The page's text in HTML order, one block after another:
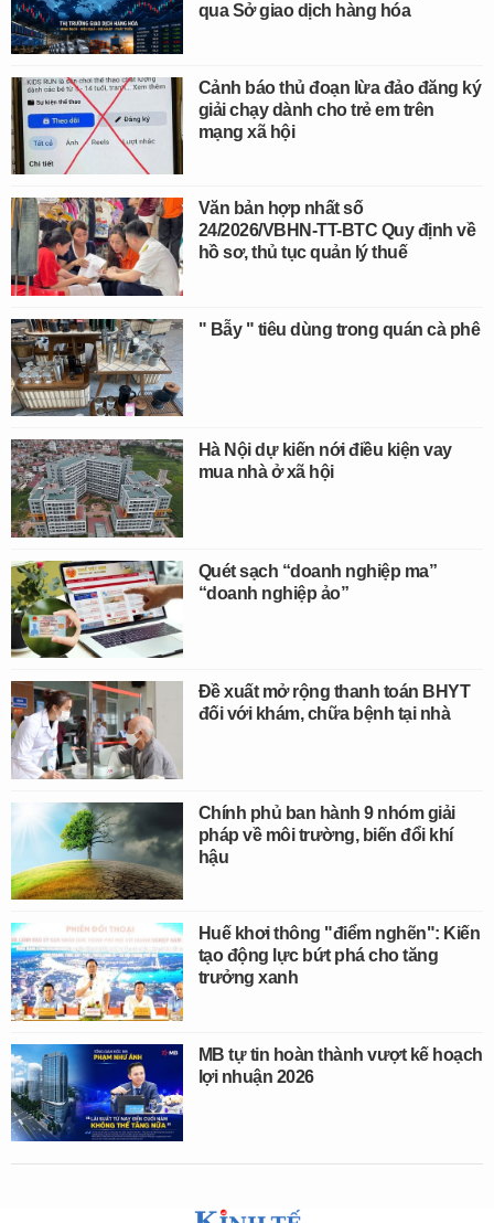
qua Sở giao dịch hàng hóa
Cảnh báo thủ đoạn lừa đảo đăng ký
giải chạy dành cho trẻ em trên
mạng xã hội
Văn bản hợp nhất số
24/2026/VBHN-TT-BTC Quy định về
hồ sơ, thủ tục quản lý thuế
" Bẫy " tiêu dùng trong quán cà phê
Hà Nội dự kiến nới điều kiện vay
mua nhà ở xã hội
Quét sạch “doanh nghiệp ma”
“doanh nghiệp ảo”
Đề xuất mở rộng thanh toán BHYT
đối với khám, chữa bệnh tại nhà
Chính phủ ban hành 9 nhóm giải
pháp về môi trường, biến đổi khí
hậu
Huế khơi thông "điểm nghẽn": Kiến
tạo động lực bứt phá cho tăng
trưởng xanh
MB tự tin hoàn thành vượt kế hoạch
lợi nhuận 2026